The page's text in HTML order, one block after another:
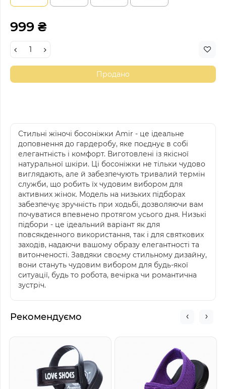
999 ₴
Продано
Стильні жіночі босоніжки Amir - це ідеальне
доповнення до гардеробу, яке поєднує в собі
елегантність і комфорт. Виготовлені із якісної
натуральної шкіри. Ці босоніжки не тільки чудово
виглядають, але й забезпечують тривалий термін
служби, що робить їх чудовим вибором для
активних жінок. Модель на низьких підборах
забезпечує зручність при ходьбі, дозволяючи вам
почуватися впевнено протягом усього дня. Низькі
підбори - це ідеальний варіант як для
повсякденного використання, так і для святкових
заходів, надаючи вашому образу елегантності та
витонченості. Завдяки своєму стильному дизайну,
вони стануть чудовим вибором для будь-якої
ситуації, будь то робота, вечірка чи романтична
зустріч.
Рекомендуємо